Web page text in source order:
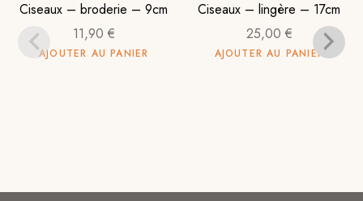
Ciseaux – broderie – 9cm
11,90 €
AJOUTER AU PANIER
Ciseaux – lingère – 17cm
25,00 €
AJOUTER AU PANIER